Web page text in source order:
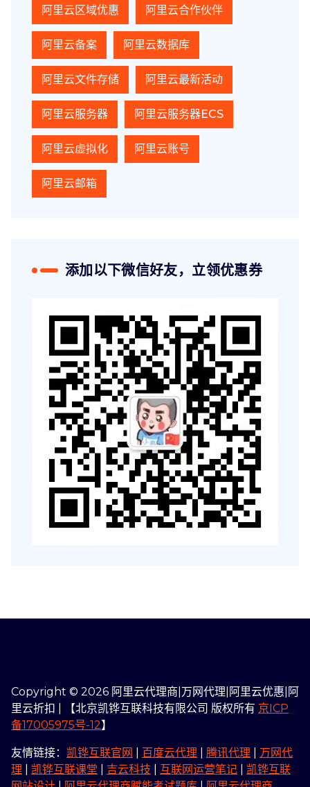
阿里云区域优惠 阿里云合作伙伴
阿里云备案 阿里云数据库
阿里云文件存储 阿里云最新活动
阿里云服务器 阿里云服务器ECS
阿里云虚拟化 阿里云账号
阿里云邮箱
添加以下微信好友，立领优惠券
Copyright © 2026 阿里云代理商|万网代理|阿里云优惠|阿
里云折扣 | 【北京凯铧互联科技有限公司 版权所有 京ICP
备17005975号-12】
友情链接： 凯铧互联官网 百度云代理 腾讯代理
万网代
理
凯铧互联课堂 吉云科技 互联网运营笔记
凯铧互联